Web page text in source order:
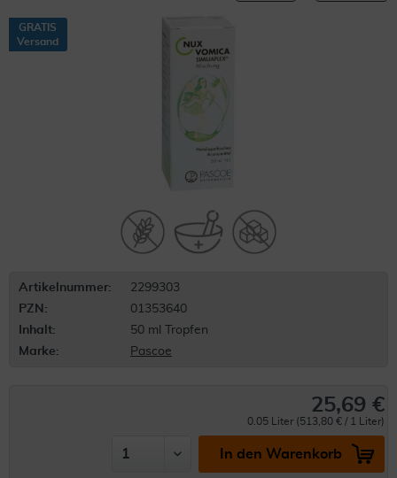
GRATIS
Versand
Artikelnummer:
2299303
PZN:
01353640
Inhalt:
50 ml Tropfen
Marke:
Pascoe
25,69 €
0.05 Liter (513,80 € / 1 Liter)
In den Warenkorb